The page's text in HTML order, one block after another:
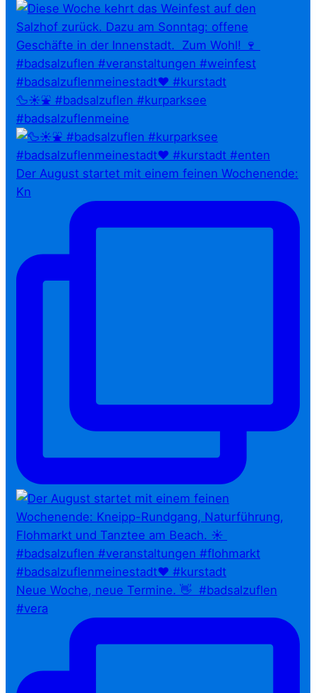
🦆☀️⛲ #badsalzuflen #kurparksee
#badsalzuflenmeine
Der August startet mit einem feinen Wochenende:
Kn
Neue Woche, neue Termine. 👋⁠ ⁠ #badsalzuflen
#vera